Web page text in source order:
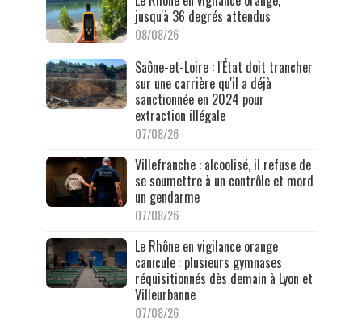
jusqu'à 36 degrés attendus
08/08/26
Saône-et-Loire : l'État doit trancher
sur une carrière qu'il a déjà
sanctionnée en 2024 pour
extraction illégale
07/08/26
Villefranche : alcoolisé, il refuse de
se soumettre à un contrôle et mord
un gendarme
07/08/26
Le Rhône en vigilance orange
canicule : plusieurs gymnases
réquisitionnés dès demain à Lyon et
Villeurbanne
07/08/26